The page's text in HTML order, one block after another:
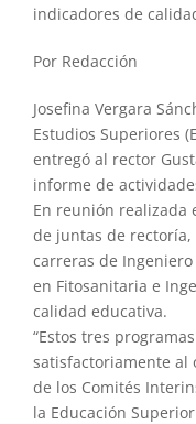
indicadores de
Por Redacción
Josefina Vergara
Estudios Superiores
entregó al rector
informe de
En reunión realizada
de juntas de rectoría,
carreras de
en Fitosanitaria e
calidad educativa.
“Estos tres
satisfactoriamente al
de los Comités
la Educación